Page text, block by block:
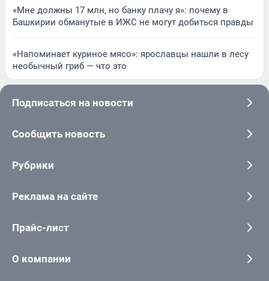
«Мне должны 17 млн, но банку плачу я»: почему в
Башкирии обманутые в ИЖС не могут добиться правды
«Напоминает куриное мясо»: ярославцы нашли в лесу
необычный гриб — что это
Подписаться на новости
Сообщить новость
Рубрики
Реклама на сайте
Прайс-лист
О компании